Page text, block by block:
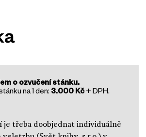
o ozvučení stánku.
na 1 den: 3.000 Kč+ DPH.
je třeba doobjednat individuálně